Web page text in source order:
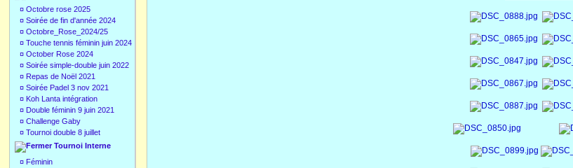
¤ Octobre rose 2025
¤ Soirée de fin d'année 2024
¤ Octobre_Rose_2024/25
¤ Touche tennis féminin juin 2024
¤ October Rose 2024
¤ Soirée simple-double juin 2022
¤ Repas de Noël 2021
¤ Soirée Padel 3 nov 2021
¤ Koh Lanta intégration
¤ Double féminin 9 juin 2021
¤ Challenge Gaby
¤ Tournoi double 8 juillet
Tournoi Interne
¤ Féminin